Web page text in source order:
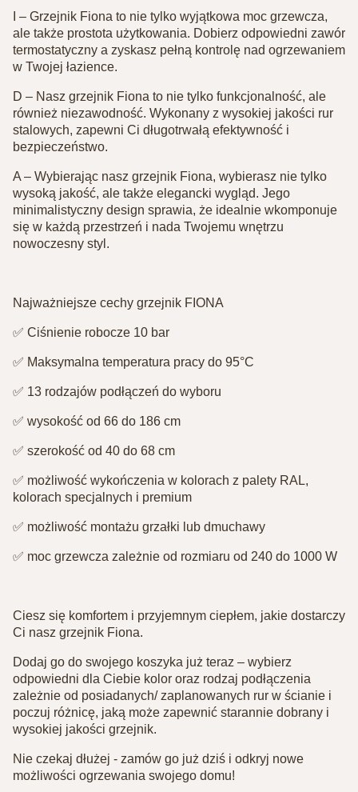
I – Grzejnik Fiona to nie tylko wyjątkowa moc grzewcza,
ale także prostota użytkowania. Dobierz odpowiedni zawór
termostatyczny a zyskasz pełną kontrolę nad ogrzewaniem
w Twojej łazience.
D – Nasz grzejnik Fiona to nie tylko funkcjonalność, ale
również niezawodność. Wykonany z wysokiej jakości rur
stalowych, zapewni Ci długotrwałą efektywność i
bezpieczeństwo.
A – Wybierając nasz grzejnik Fiona, wybierasz nie tylko
wysoką jakość, ale także elegancki wygląd. Jego
minimalistyczny design sprawia, że idealnie wkomponuje
się w każdą przestrzeń i nada Twojemu wnętrzu
nowoczesny styl.
Najważniejsze cechy grzejnik FIONA⁣
✅ Ciśnienie robocze 10 bar⁣
✅ Maksymalna temperatura pracy do 95°C⁣
✅ 13 rodzajów podłączeń do wyboru⁣
✅ wysokość od 66 do 186 cm⁣
✅ szerokość od 40 do 68 cm⁣
✅ możliwość wykończenia w kolorach z palety RAL,
kolorach specjalnych i premium⁣
✅ możliwość montażu grzałki lub dmuchawy⁣
✅ moc grzewcza zależnie od rozmiaru od 240 do 1000 W⁣
Ciesz się komfortem i przyjemnym ciepłem, jakie dostarczy
Ci nasz grzejnik Fiona.
Dodaj go do swojego koszyka już teraz – wybierz
odpowiedni dla Ciebie kolor oraz rodzaj podłączenia
zależnie od posiadanych/ zaplanowanych rur w ścianie i
poczuj różnicę, jaką może zapewnić starannie dobrany i
wysokiej jakości grzejnik.
Nie czekaj dłużej - zamów go już dziś i odkryj nowe
możliwości ogrzewania swojego domu!